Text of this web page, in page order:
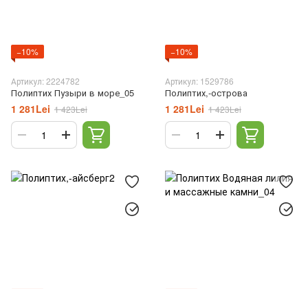
−10%
Артикул: 2224782
Полиптих Пузыри в море_05
1 281Lei 1 423Lei
−10%
Артикул: 1529786
Полиптих,-острова
1 281Lei 1 423Lei